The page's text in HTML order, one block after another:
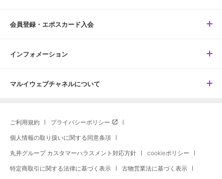
会員登録・エポスカード入会
インフォメーション
マルイウェブチャネルについて
ご利用規約 プライバシーポリシー
個人情報の取り扱いに関する同意条項
丸井グループ カスタマーハラスメント対応方針 cookieポリシー
特定商取引に関する法律に基づく表示 古物営業法に基づく表示